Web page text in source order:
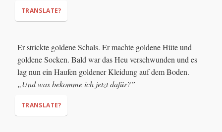
TRANSLATE?
Er strickte goldene Schals. Er machte goldene Hüte und
goldene Socken. Bald war das Heu verschwunden und es
lag nun ein Haufen goldener Kleidung auf dem Boden.
„Und was bekomme ich jetzt dafür?”
TRANSLATE?